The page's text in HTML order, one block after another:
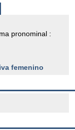
pronominal :
femenino